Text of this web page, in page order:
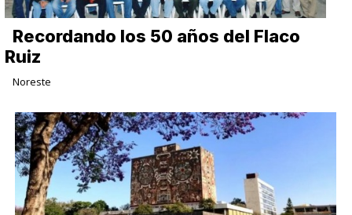
Recordando los 50 años del Flaco
Ruiz
Noreste